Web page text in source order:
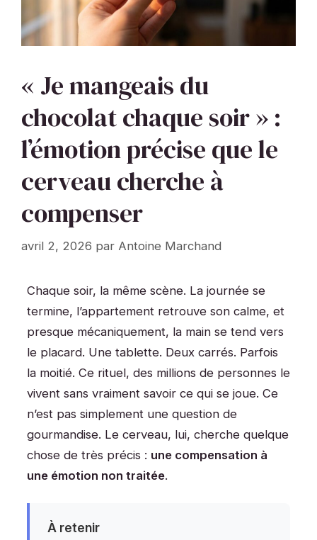
« Je mangeais du
chocolat chaque soir » :
l’émotion précise que le
cerveau cherche à
compenser
avril 2, 2026 par Antoine Marchand
Chaque soir, la même scène. La journée se
termine, l’appartement retrouve son calme, et
presque mécaniquement, la main se tend vers
le placard. Une tablette. Deux carrés. Parfois
la moitié. Ce rituel, des millions de personnes le
vivent sans vraiment savoir ce qui se joue. Ce
n’est pas simplement une question de
gourmandise. Le cerveau, lui, cherche quelque
chose de très précis : une compensation à
une émotion non traitée.
À retenir